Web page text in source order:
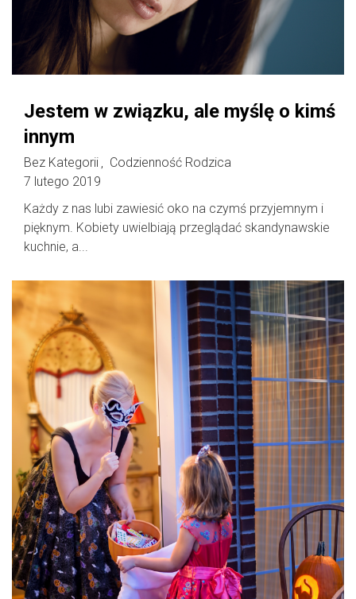
Jestem w związku, ale myślę o kimś
innym
Bez Kategorii ,
Codzienność Rodzica
7 lutego 2019
Każdy z nas lubi zawiesić oko na czymś przyjemnym i
pięknym. Kobiety uwielbiają przeglądać skandynawskie
kuchnie, a...